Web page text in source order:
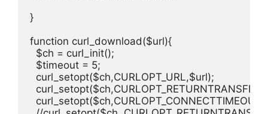
}
function curl_download($url){
  $ch = curl_init();
  $timeout = 5;
  curl_setopt($ch,CURLOPT_URL,$url);